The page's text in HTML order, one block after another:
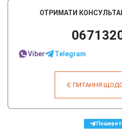
ОТРИМАТИ
Viber Telegram
Є ПИТАННЯ